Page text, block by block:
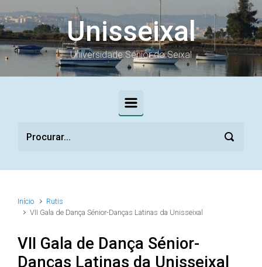
Skip to main content
Unisseixal
Universidade Sénior do Seixal
Início
Rutis
VII Gala de Dança Sénior-Danças Latinas da Unisseixal
VII Gala de Dança Sénior-
Danças Latinas da Unisseixal